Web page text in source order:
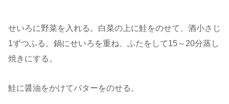
せいろに野菜を入れる。白菜の上に鮭をのせて、酒小さじ
1ずつふる。鍋にせいろを重ね、ふたをして15～20分蒸し
焼きにする。
鮭に醤油をかけてバターをのせる。